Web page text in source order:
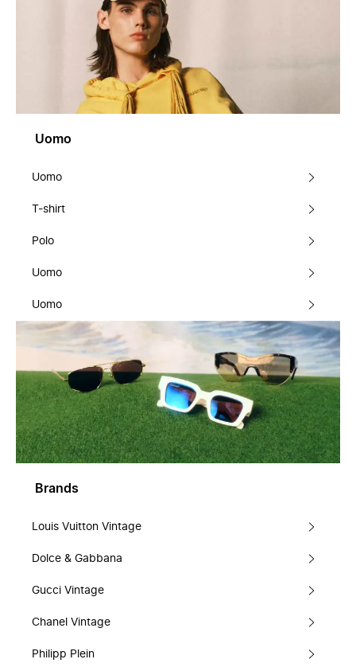
Uomo
Uomo
T-shirt
Polo
Uomo
Uomo
Brands
Louis Vuitton Vintage
Dolce & Gabbana
Gucci Vintage
Chanel Vintage
Philipp Plein